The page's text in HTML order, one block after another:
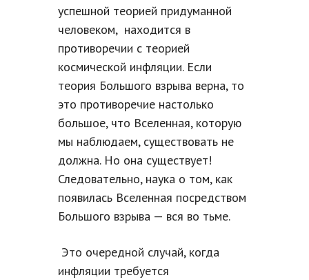
успешной теорией придуманной
человеком, находится в
противоречии с теорией
космической инфляции. Если
теория Большого взрыва верна, то
это противоречие настолько
большое, что Вселенная, которую
мы наблюдаем, существовать не
должна. Но она существует!
Следовательно, наука о том, как
появилась Вселенная посредством
Большого взрыва — вся во тьме.
Это очередной случай, когда
инфляции требуется